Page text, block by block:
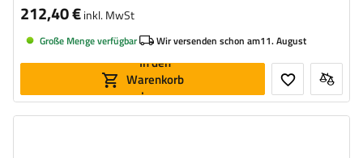
212,40 €inkl. MwSt
Große Menge verfügbar Wir versenden schon am11. August
In den
Warenkorb
legen